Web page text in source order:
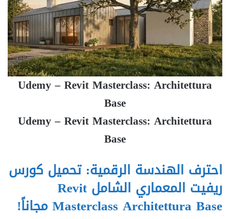
Udemy – Revit Masterclass: Architettura
Base
Udemy – Revit Masterclass: Architettura
Base
احترف الهندسة الرقمية: تحميل كورس
ريفيت المعماري الشامل Revit
Masterclass Architettura Base مجاناً!